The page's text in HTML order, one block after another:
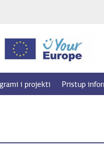
i projekti Pristup